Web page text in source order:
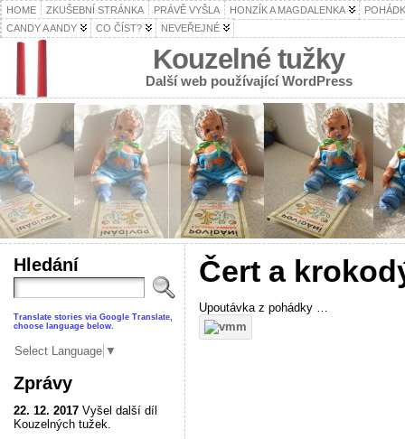
HOME ZKUŠEBNÍ STRÁNKA PRÁVĚ VYŠLA HONZÍK A MAGDALENKA
CANDY A ANDY
CO ČÍST? NEVEŘEJNÉ
Kouzelné tužky
Další web používající WordPress
Hledání
Translate stories via Google Translate,
choose language below.
Select Language ▼
Zprávy
22. 12. 2017Vyšel další díl
Kouzelných tužek.
Čert a
Upoutávka z pohádky …